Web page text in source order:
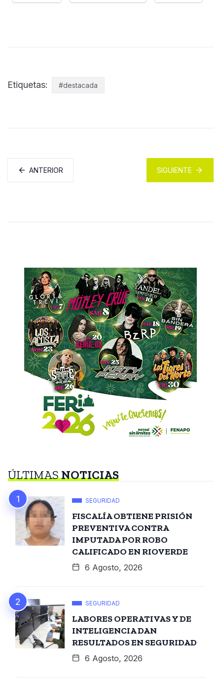
Etiquetas: #destacada
ANTERIOR SIGUIENTE
ÚLTIMASNOTICIAS
SEGURIDAD
FISCALÍA OBTIENE PRISIÓN
PREVENTIVA CONTRA
IMPUTADA POR ROBO
CALIFICADO EN RIOVERDE
6 Agosto, 2026
SEGURIDAD
LABORES OPERATIVAS Y DE
INTELIGENCIA DAN
RESULTADOS EN SEGURIDAD
6 Agosto, 2026